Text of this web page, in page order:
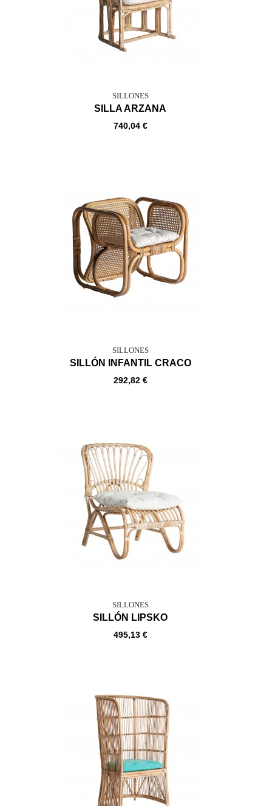
SILLONES
SILLA ARZANA
740,04 €
SILLONES
SILLÓN INFANTIL CRACO
292,82 €
SILLONES
SILLÓN LIPSKO
495,13 €